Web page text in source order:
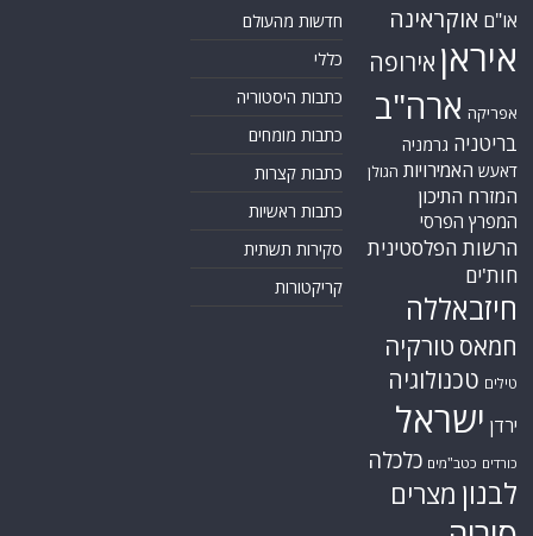
או"ם אוקראינה
איראן אירופה
אפריקה ארה"ב
בריטניה גרמניה
דאעש האמירויות הגולן
המזרח התיכון
המפרץ הפרסי
הרשות הפלסטינית
חות'ים
חיזבאללה
חמאס טורקיה
טילים טכנולוגיה
ירדן ישראל
כורדים כטב"מים כלכלה
לבנון מצרים
חדשות מהעולם
כללי
כתבות היסטוריה
כתבות מומחים
כתבות קצרות
כתבות ראשיות
סקירות תשתית
קריקטורות